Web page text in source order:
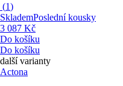
(1)
SklademPoslední kousky
3 087 Kč
Do košíku
Do košíku
další varianty
Actona